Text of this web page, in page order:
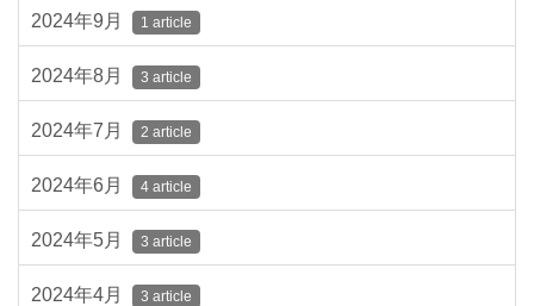
2024年9月 1 article
2024年8月 3 article
2024年7月 2 article
2024年6月 4 article
2024年5月 3 article
2024年4月 3 article